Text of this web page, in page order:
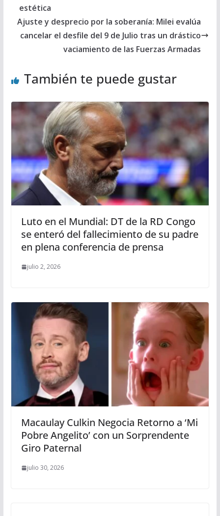
estética
Ajuste y desprecio por la soberanía: Milei evalúa
cancelar el desfile del 9 de Julio tras un drástico
vaciamiento de las Fuerzas Armadas
También te puede gustar
Luto en el Mundial: DT de la RD Congo
se enteró del fallecimiento de su padre
en plena conferencia de prensa
julio 2, 2026
Macaulay Culkin Negocia Retorno a ‘Mi
Pobre Angelito’ con un Sorprendente
Giro Paternal
julio 30, 2026